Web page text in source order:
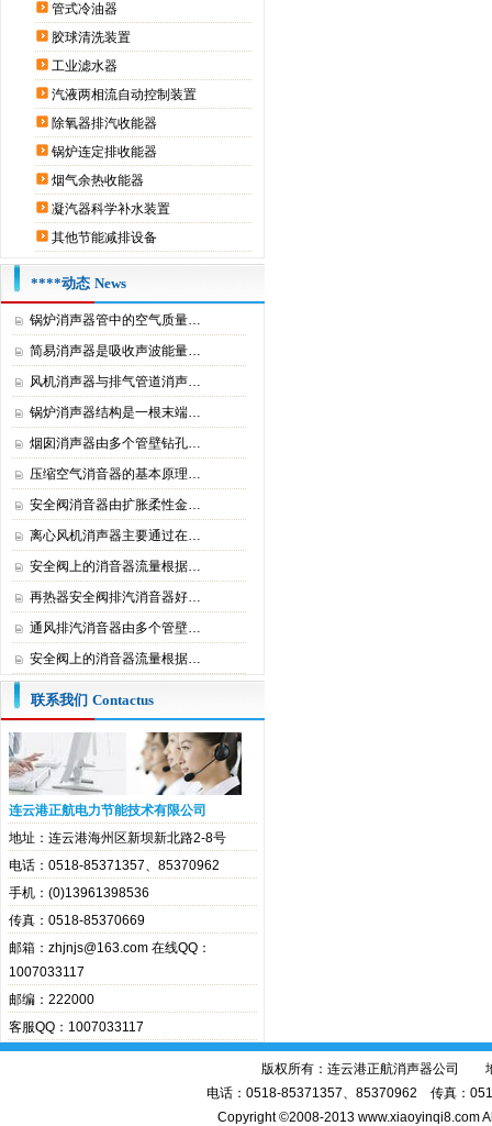
管式冷油器
胶球清洗装置
工业滤水器
汽液两相流自动控制装置
除氧器排汽收能器
锅炉连定排收能器
烟气余热收能器
凝汽器科学补水装置
其他节能减排设备
****动态 News
锅炉消声器管中的空气质量…
简易消声器是吸收声波能量…
风机消声器与排气管道消声…
锅炉消声器结构是一根末端…
烟囱消声器由多个管壁钻孔…
压缩空气消音器的基本原理…
安全阀消音器由扩胀柔性金…
离心风机消声器主要通过在…
安全阀上的消音器流量根据…
再热器安全阀排汽消音器好…
通风排汽消音器由多个管壁…
安全阀上的消音器流量根据…
联系我们 Contactus
连云港正航电力节能技术有限公司
地址：连云港海州区新坝新北路2-8号
电话：0518-85371357、85370962
手机：(0)13961398536
传真：0518-85370669
邮箱：zhjnjs@163.com 在线QQ：
1007033117
邮编：222000
客服QQ：1007033117
版权所有：连云港正航消声器公司
电话：0518-85371357、85370962 传真：
Copyright ©2008-2013 www.xiaoyinqi8.com